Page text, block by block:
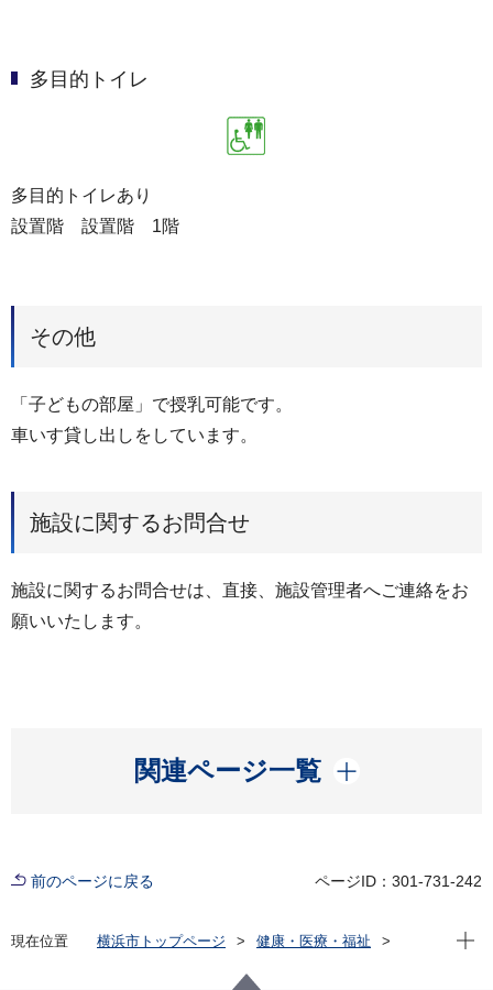
多目的トイレ
多目的トイレあり
設置階 設置階 1階
その他
「子どもの部屋」で授乳可能です。
車いす貸し出しをしています。
施設に関するお問合せ
施設に関するお問合せは、直接、施設管理者へご連絡をお
願いいたします。
関連ページ一覧
開く
前のページに戻る ページID：301-731-242
現在位置 横浜市トップページ
健康・医療・福祉
現在